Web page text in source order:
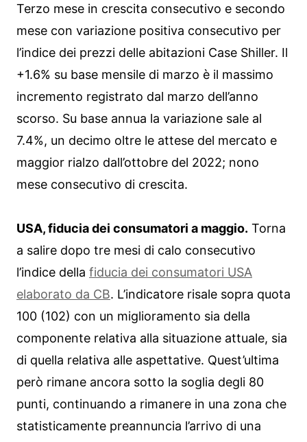
Terzo mese in crescita consecutivo e secondo
mese con variazione positiva consecutivo per
l’indice dei prezzi delle abitazioni Case Shiller. Il
+1.6% su base mensile di marzo è il massimo
incremento registrato dal marzo dell’anno
scorso. Su base annua la variazione sale al
7.4%, un decimo oltre le attese del mercato e
maggior rialzo dall’ottobre del 2022; nono
mese consecutivo di crescita.
USA, fiducia dei consumatori a maggio. Torna
a salire dopo tre mesi di calo consecutivo
l’indice della fiducia dei consumatori USA
elaborato da CB. L’indicatore risale sopra quota
100 (102) con un miglioramento sia della
componente relativa alla situazione attuale, sia
di quella relativa alle aspettative. Quest’ultima
però rimane ancora sotto la soglia degli 80
punti, continuando a rimanere in una zona che
statisticamente preannuncia l’arrivo di una